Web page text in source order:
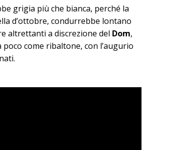
grigia più che bianca, perché la
d’ottobre, condurrebbe lontano
altrettanti a discrezione del Dom,
come ribaltone, con l’augurio